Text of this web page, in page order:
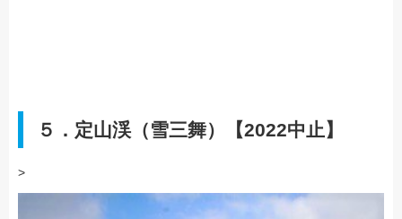
５．定山渓（雪三舞）【2022中止】
>